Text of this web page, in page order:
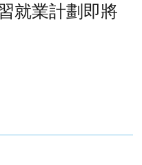
就業計劃即將